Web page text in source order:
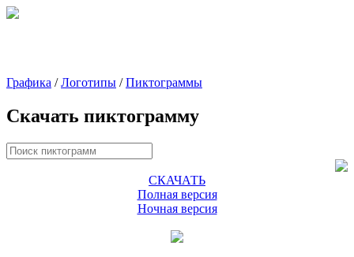
Графика /Логотипы /Пиктограммы
Скачать пиктограмму
СКАЧАТЬ
Полная версия
Ночная версия